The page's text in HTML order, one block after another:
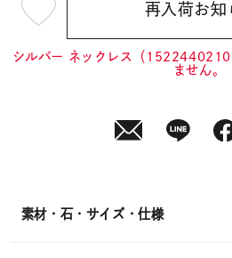
¥13,200 (tax
in)
再入荷お知
シルバー ネックレス（
ません。
素材・石・サイズ・仕様